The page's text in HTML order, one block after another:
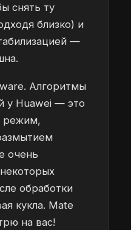
снять ту
близко) и
—
Алгоритмы
у Huawei — это
режим,
очень
обработки
кукла. Mate
на вас!